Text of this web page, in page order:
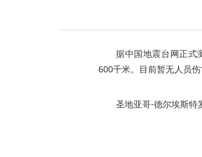
据中国地震台网正式
600千米。目前暂无人员伤
圣地亚哥-德尔埃斯特